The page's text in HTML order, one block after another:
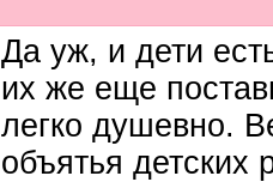
Да уж, и дети
их же еще
легко душевно.
объятья детских